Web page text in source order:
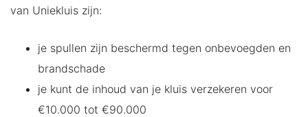
van Uniekluis zijn:
je spullen zijn beschermd tegen onbevoegden en
brandschade
je kunt de inhoud van je kluis verzekeren voor
€10.000 tot €90.000